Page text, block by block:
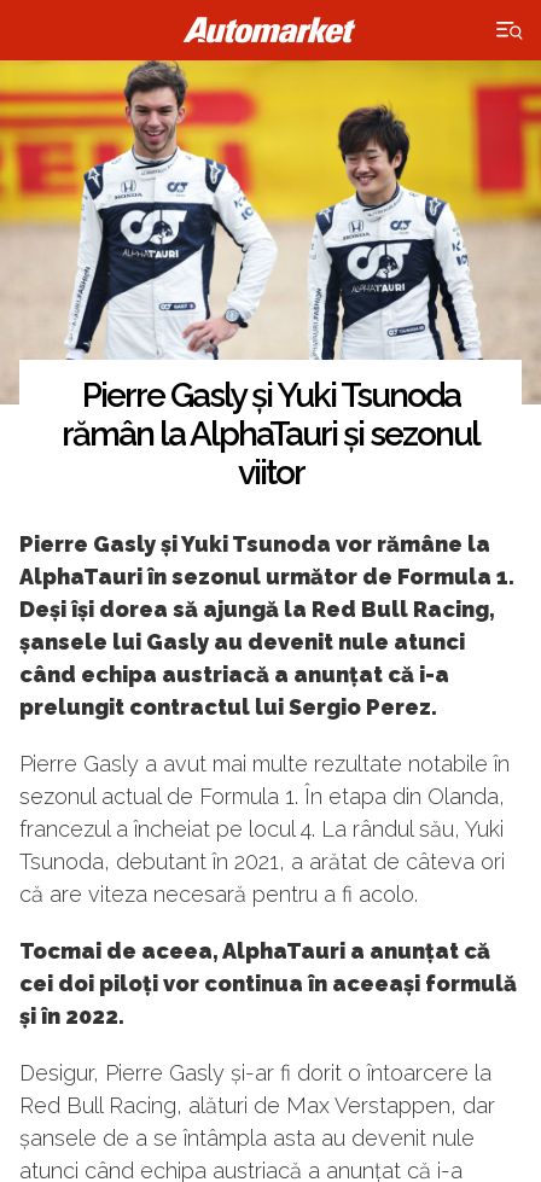
×
Pierre Gasly și Yuki Tsunoda
rămân la AlphaTauri și sezonul
viitor
Pierre Gasly și Yuki Tsunoda vor rămâne la
AlphaTauri în sezonul următor de Formula 1.
Deși își dorea să ajungă la Red Bull Racing,
șansele lui Gasly au devenit nule atunci
când echipa austriacă a anunțat că i-a
prelungit contractul lui Sergio Perez.
Pierre Gasly a avut mai multe rezultate notabile în
sezonul actual de Formula 1. În etapa din Olanda,
francezul a încheiat pe locul 4. La rândul său, Yuki
Tsunoda, debutant în 2021, a arătat de câteva ori
că are viteza necesară pentru a fi acolo.
Tocmai de aceea, AlphaTauri a anunțat că
cei doi piloți vor continua în aceeași formulă
și în 2022.
Desigur, Pierre Gasly și-ar fi dorit o întoarcere la
Red Bull Racing, alături de Max Verstappen, dar
șansele de a se întâmpla asta au devenit nule
atunci când echipa austriacă a anunțat că i-a